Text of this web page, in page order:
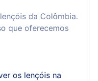
da Colômbia.
que oferecemos
os lençóis na